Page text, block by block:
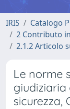
IRIS
Catalogo
2 Contributo
2.1.2 Articolo
Le norme
giudiziaria
sicurezza,